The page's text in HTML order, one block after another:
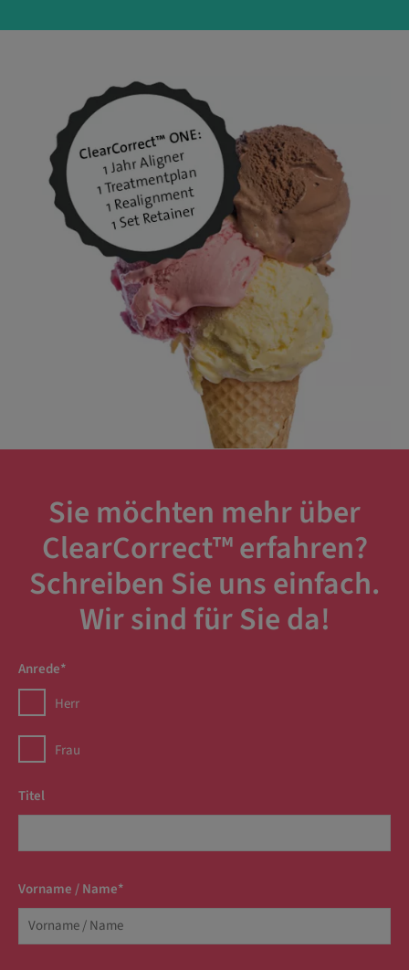
Sie möchten mehr über
ClearCorrect™ erfahren?
Schreiben Sie uns einfach.
Wir sind für Sie da!
Anrede*
Herr
Frau
Titel
Vorname / Name*